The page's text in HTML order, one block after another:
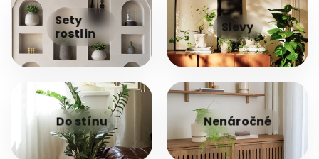
Sety
rostlin
Slevy
Do stínu Nenáročné